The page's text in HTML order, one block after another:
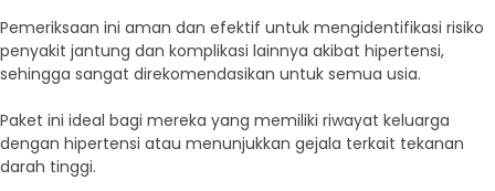
Pemeriksaan ini aman dan efektif untuk mengidentifikasi risiko
penyakit jantung dan komplikasi lainnya akibat hipertensi,
sehingga sangat direkomendasikan untuk semua usia.
Paket ini ideal bagi mereka yang memiliki riwayat keluarga
dengan hipertensi atau menunjukkan gejala terkait tekanan
darah tinggi.